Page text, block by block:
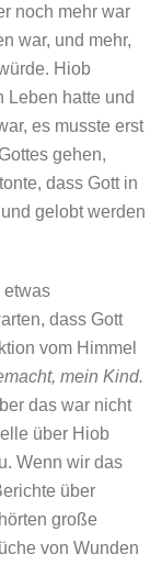
noch mehr war
war, und mehr,
Hiob
Leben hatte und
es musste erst
gehen,
dass Gott in
gelobt werden
etwas
dass Gott
vom Himmel
mein Kind.
das war nicht
über Hiob
Wenn wir das
über
große
von Wunden